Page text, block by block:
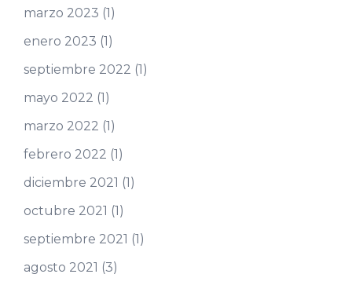
marzo 2023 (1)
enero 2023 (1)
septiembre 2022 (1)
mayo 2022 (1)
marzo 2022 (1)
febrero 2022 (1)
diciembre 2021 (1)
octubre 2021 (1)
septiembre 2021 (1)
agosto 2021 (3)